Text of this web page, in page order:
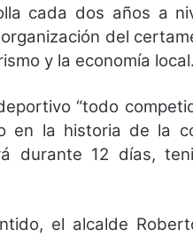
cada dos años a
del
y la economía local.
“todo
en la historia de la
durante 12 días,
el alcalde